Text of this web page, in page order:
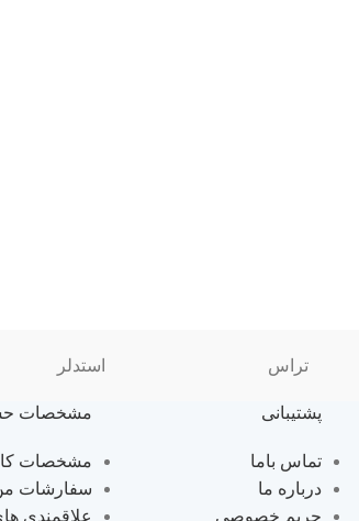
تراس استدلر
پشتیبانی
تماس باما
درباره ما
حریم خصوصی
مشخصات
مشخصات
سفارشات
علاقمندی